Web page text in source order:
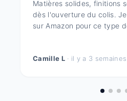
Matières solides, finitions
dès l'ouverture du colis.
sur Amazon pour ce type
Camille L· il y a 3 semaines